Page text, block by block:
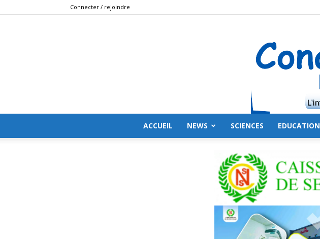
Connecter / rejoindre
ACCUEIL NEWS SCIENCES EDUCATION